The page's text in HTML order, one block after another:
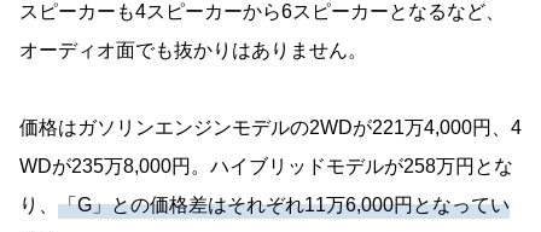
スピーカーも4スピーカーから6スピーカーとなるなど、
オーディオ面でも抜かりはありません。
価格はガソリンエンジンモデルの2WDが221万4,000円、4
WDが235万8,000円。ハイブリッドモデルが258万円とな
り、 「G」との価格差はそれぞれ11万6,000円となってい